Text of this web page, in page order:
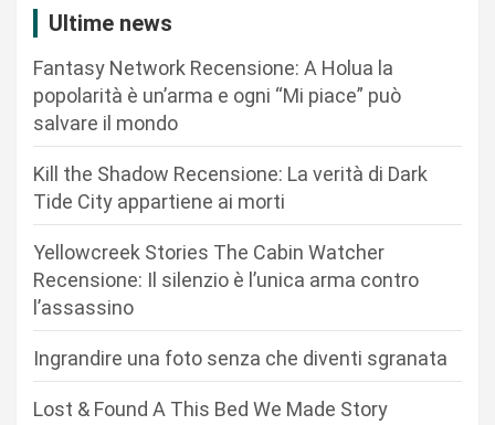
Ultime news
Fantasy Network Recensione: A Holua la
popolarità è un’arma e ogni “Mi piace” può
salvare il mondo
Kill the Shadow Recensione: La verità di Dark
Tide City appartiene ai morti
Yellowcreek Stories The Cabin Watcher
Recensione: Il silenzio è l’unica arma contro
l’assassino
Ingrandire una foto senza che diventi sgranata
Lost & Found A This Bed We Made Story